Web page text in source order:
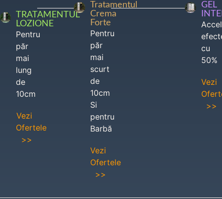
TRATAMENTUL
LOZIONE
Pentru
păr
mai
lung
de
10cm
Vezi
Ofertele
>>
Tratamentul
Crema
Forte
Pentru
păr
mai
scurt
de
10cm
Si
pentru
Barbă
Vezi
Ofertele
>>
GEL
cu
50%
Vezi
>>